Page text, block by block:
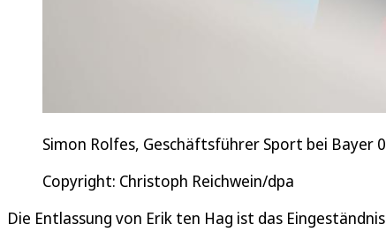
Simon Rolfes, Geschäftsführer Sport bei
Copyright: Christoph Reichwein/dpa
Die Entlassung von Erik ten Hag ist das